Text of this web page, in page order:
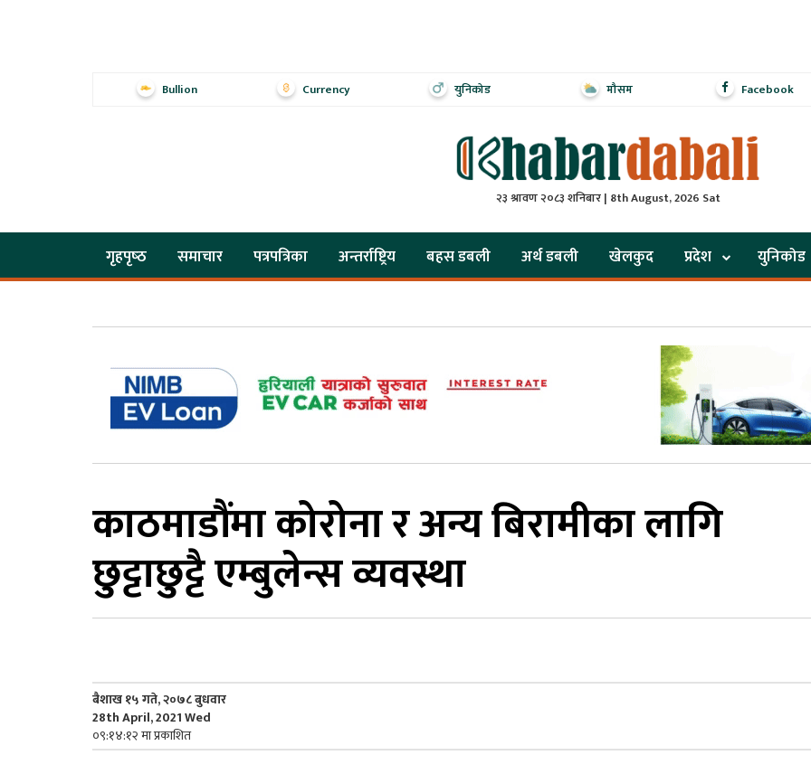
Bullion Currency युनिकोड मौसम Facebook
२३ श्रावण २०८३ शनिबार | 8th August, 2026 Sat
गृहपृष्‍ठ समाचार पत्रपत्रिका अन्तर्राष्ट्रिय बहस डबली अर्थ डबली खेलकुद प्रदेश युनिकोड
काठमाडौंमा कोरोना र अन्य बिरामीका लागि
छुट्टाछुट्टै एम्बुलेन्स व्यवस्था
बैशाख १५ गते, २०७८ बुधवार
28th April, 2021 Wed
०९:१४:१२ मा प्रकाशित